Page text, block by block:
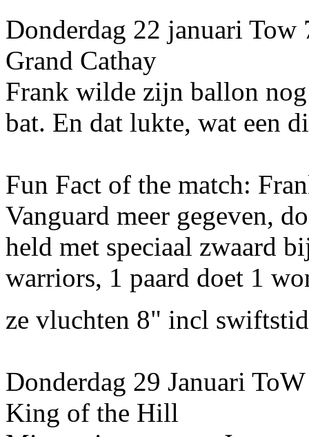
Donderdag 22 januari Tow
Grand Cathay
Frank wilde zijn ballon
bat. En dat lukte, wat een
Fun Fact of the match:
Vanguard meer gegeven,
held met speciaal zwaard
warriors, 1 paard doet 1
ze vluchten 8" incl
Donderdag 29 Januari
King of the Hill